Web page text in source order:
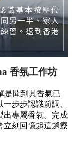
香氛工作坊
是聞到其香氣已
步步認識前調、
出專屬香氣。完成
立刻回憶起這趟療